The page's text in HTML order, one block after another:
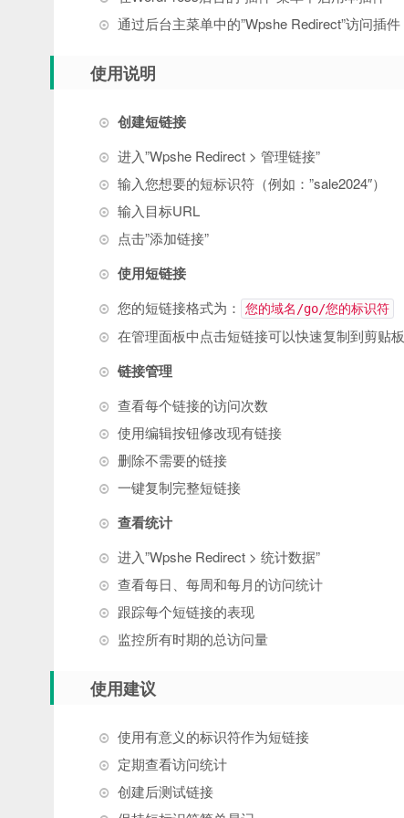
通过后台主菜单中的”Wpshe Redirect”访问插件
使用说明
创建短链接
进入”Wpshe Redirect > 管理链接”
输入您想要的短标识符（例如：”sale2024″）
输入目标URL
点击”添加链接”
使用短链接
您的短链接格式为： 您的域名/go/您的标识符
在管理面板中点击短链接可以快速复制到剪贴板
链接管理
查看每个链接的访问次数
使用编辑按钮修改现有链接
删除不需要的链接
一键复制完整短链接
查看统计
进入”Wpshe Redirect > 统计数据”
查看每日、每周和每月的访问统计
跟踪每个短链接的表现
监控所有时期的总访问量
使用建议
使用有意义的标识符作为短链接
定期查看访问统计
创建后测试链接